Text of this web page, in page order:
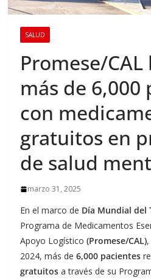
SALUD
Promese/
más de 6,000
con
gratuitos en
de salud
marzo 31, 2025
En el marco de Día Mundial del
Programa de Medicamentos
Apoyo Logístico(Promese/CAL)
2024, más de6,000 pacientes
gratuitos a través de su